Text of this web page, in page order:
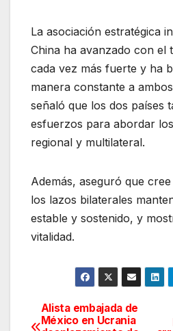
La asociación estratégica
China ha avanzado con el
cada vez más fuerte y ha
manera constante a
señaló que los dos países
esfuerzos para abordar
regional y multilateral.
Además, aseguró que
los lazos bilaterales
estable y sostenido, y
vitalidad.
Navegación
Alista embajada de
México en Ucrania